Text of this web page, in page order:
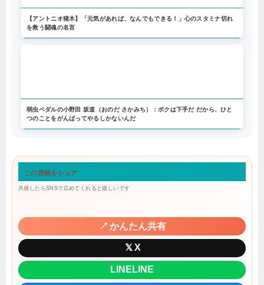
【アントニオ猪木】「元気があれば、なんでもできる！」心のスタミナ切れ
を救う闘魂の名言
弱虫ペダルの小野田 坂道（おのだ さかみち）：ボクは下手だ だから、ひと
つのことをがんばってやるしかないんだ
この投稿をシェア
共感したらSNSで広めてくれると嬉しいです
↗ かんたん共有
𝕏X
LINE LINE